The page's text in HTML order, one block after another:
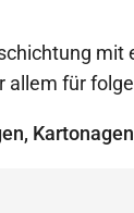
mit
allem für